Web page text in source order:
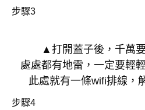
步驟3
▲打開蓋子後，千萬
處處都有地雷，一定要輕
此處就有一條wifi排線，
步驟4